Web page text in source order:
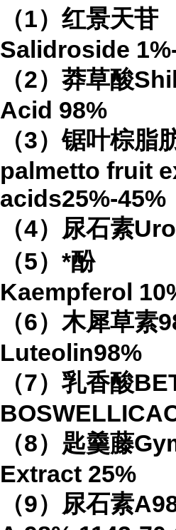
（1）红景天苷
Salidroside
（2）莽草酸
Acid 98%
（3）锯叶棕脂
palmetto fruit
acids25%-45%
（4） 尿石素
（5）*酚
Kaempferol
（6）木犀草素
Luteolin98%
（7）乳香酸
（8）匙羹藤
Extract 25%
（9）尿石素